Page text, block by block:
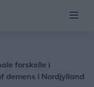
i
i Nordjylland